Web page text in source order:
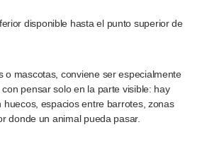
disponible hasta el punto superior de
o mascotas, conviene ser especialmente
pensar solo en la parte visible: hay
huecos, espacios entre barrotes, zonas
donde un animal pueda pasar.